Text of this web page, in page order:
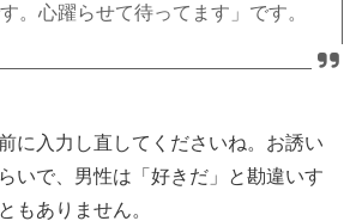
。心躍らせて待ってます」です。
に入力し直してくださいね。お誘い
いで、男性は「好きだ」と勘違いす
もありません。